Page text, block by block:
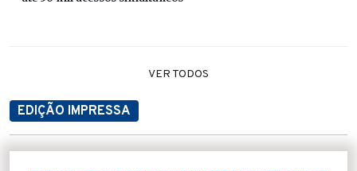
VER TODOS
EDIÇÃO IMPRESSA